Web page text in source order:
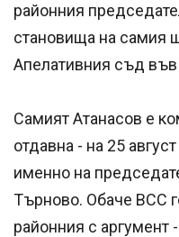
районния
становища на самия
Апелативния съд
Самият Атанасов е
отдавна - на 25
именно на
Търново. Обаче ВСС
районния с аргумент